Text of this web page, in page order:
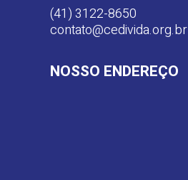
(41) 3122-8650
contato@cedivida.org.br
NOSSO ENDEREÇO